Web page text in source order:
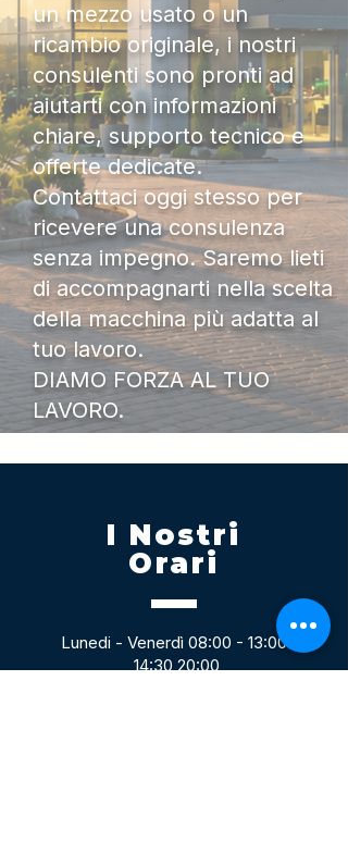
un mezzo usato o un
ricambio originale, i nostri
consulenti sono pronti ad
aiutarti con informazioni
chiare, supporto tecnico e
offerte dedicate.
Contattaci oggi stesso per
ricevere una consulenza
senza impegno. Saremo lieti
di accompagnarti nella scelta
della macchina più adatta al
tuo lavoro.
DIAMO FORZA AL TUO
LAVORO.
I Nostri
Orari
Lunedi - Venerdì 08:00 - 13:00
14:30 20:00